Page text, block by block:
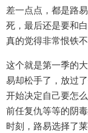
差一点点，都是路
死，最后还是要和
真的觉得非常恨铁不
这个就是第一季的
易却松手了，放过
开始决定自己要怎
前任复仇等等的阴
时刻，路易选择了